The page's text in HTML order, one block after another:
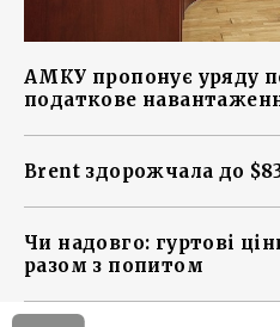
АМКУ пропонує уряду
податкове
Brent здорожчала до
Чи надовго: гуртові
разом з попитом